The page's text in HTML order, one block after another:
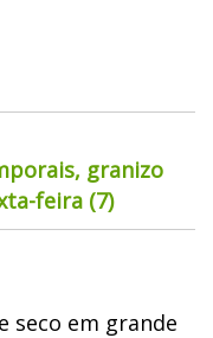
granizo
feira (7)
seco em grande